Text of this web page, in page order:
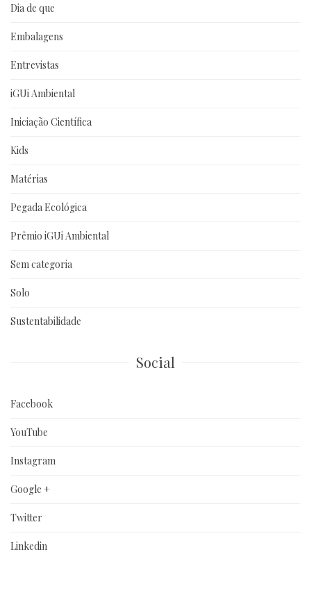
Dia de que
Embalagens
Entrevistas
iGUi Ambiental
Iniciação Científica
Kids
Matérias
Pegada Ecológica
Prêmio iGUi Ambiental
Sem categoria
Solo
Sustentabilidade
Social
Facebook
YouTube
Instagram
Google +
Twitter
Linkedin